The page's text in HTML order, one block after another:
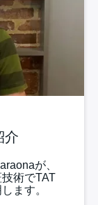
介
が、
術でTAT
ます。